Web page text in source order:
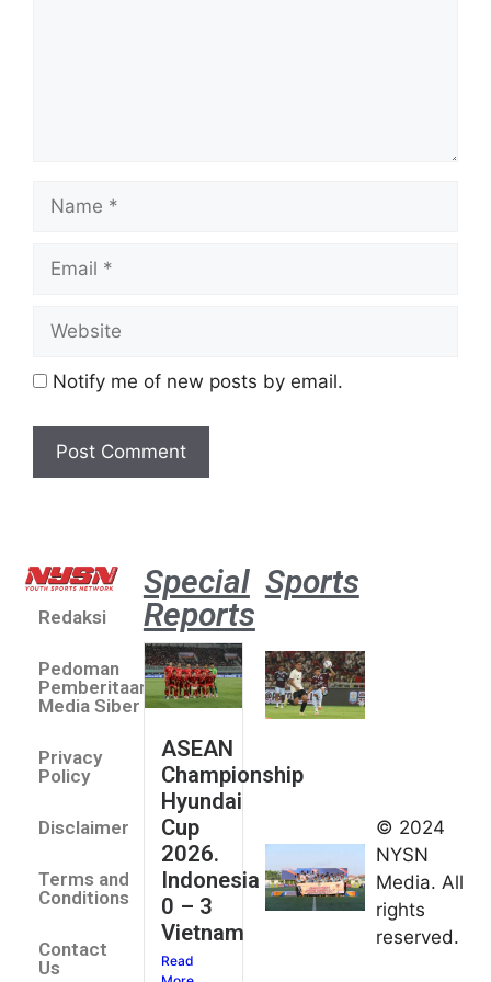
Notify me of new posts by email.
Redaksi
Pedoman
Pemberitaan
Media Siber
Privacy
Policy
Disclaimer
Terms and
Conditions
Contact
Us
Special
Reports
ASEAN
Championship
Hyundai
Cup
2026.
Indonesia
0 – 3
Vietnam
Read
Sports
umum
Kejurnas
Panahan
Junior di
Kudus
© 2024
NYSN
Media. All
rights
reserved.